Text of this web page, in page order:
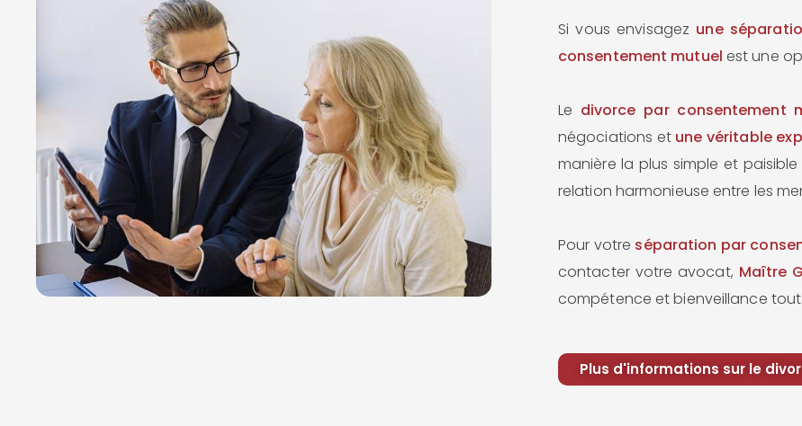
Si vous envisagez une
consentement mutuel est une
Le divorce par consentement
négociations et une véritable
manière la plus simple et
relation harmonieuse entre les
Pour votre séparation par
contacter votre avocat, Maître
compétence et bienveillance
Plus d'informations sur le